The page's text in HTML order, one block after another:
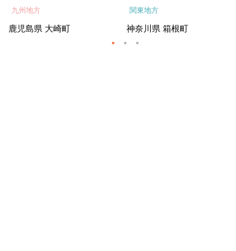
り ギフト 人気 おすす
め 鹿児島県 大崎町 大隅半
九州地方
鹿児島県 大崎町
関東地方
神奈川県 箱根町